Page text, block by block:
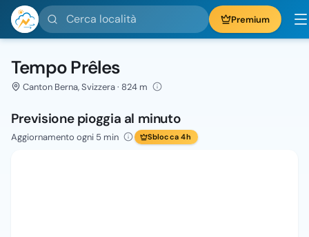
Cerca località Premium
Tempo Prêles
Canton Berna, Svizzera · 824 m
Previsione pioggia al minuto
Aggiornamento ogni 5 min Sblocca 4h